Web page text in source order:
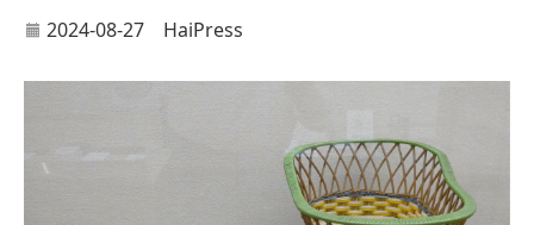
2024-08-27 HaiPress